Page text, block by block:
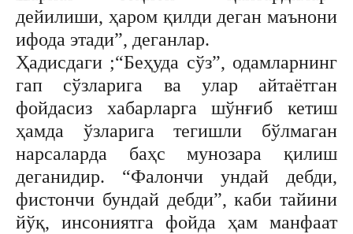
дейилиши, ҳаром қилди деган маънони
ифода этади”, деганлар.
Ҳадисдаги ;“Беҳуда сўз”, одамларнинг
гап сўзларига ва улар айтаётган
фойдасиз хабарларга шўнғиб кетиш
ҳамда ўзларига тегишли бўлмаган
нарсаларда баҳс мунозара қилиш
деганидир. “Фалончи ундай дебди,
фистончи бундай дебди”, каби тайини
йўқ, инсониятга фойда ҳам манфаат